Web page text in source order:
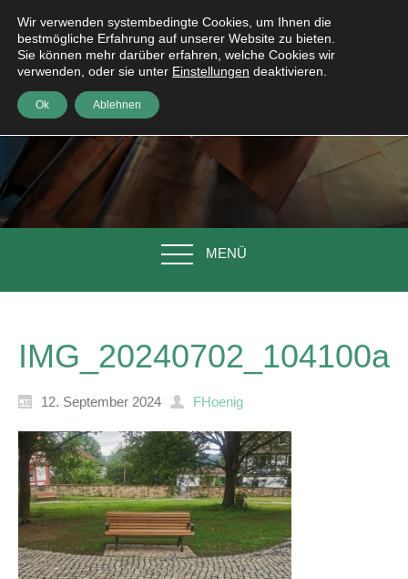
MENÜ
IMG_20240702_104100a
12. September 2024 FHoenig
Wir verwenden systembedingte Cookies, um Ihnen die
bestmögliche Erfahrung auf unserer Website zu bieten.
Sie können mehr darüber erfahren, welche Cookies wir
verwenden, oder sie unter Einstellungen deaktivieren.
Ok Ablehnen